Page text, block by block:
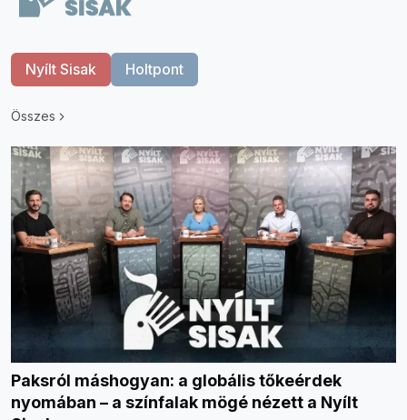
Nyílt Sisak Holtpont
Összes
Paksról máshogyan: a globális tőkeérdek
nyomában – a színfalak mögé nézett a Nyílt